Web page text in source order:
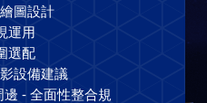
圖設計
運用
選配
設備建議
- 全面性整合規